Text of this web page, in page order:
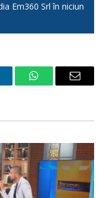
Em360 Srl în niciun
WhatsAppEmail